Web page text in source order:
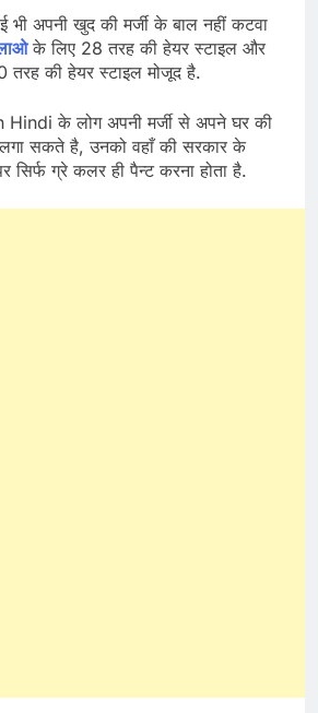
भी अपनी खुद की मर्जी के बाल नहीं कटवा
के लिए 28 तरह की हेयर स्टाइल और
तरह की हेयर स्टाइल मोजूद है.
के लोग अपनी मर्जी से अपने घर की
सकते है, उनको वहाँ की सरकार के
सिर्फ ग्रे कलर ही पैन्ट करना होता है.